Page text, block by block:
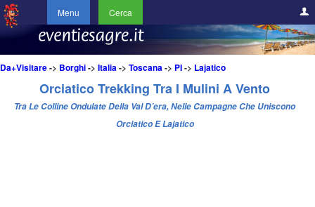
Menu Cerca
Da+Visitare-> Borghi-> Italia-> Toscana-> PI-> Lajatico
Orciatico Trekking Tra I Mulini A Vento
Tra Le Colline Ondulate Della Val D’era, Nelle Campagne Che Uniscono
Orciatico E Lajatico